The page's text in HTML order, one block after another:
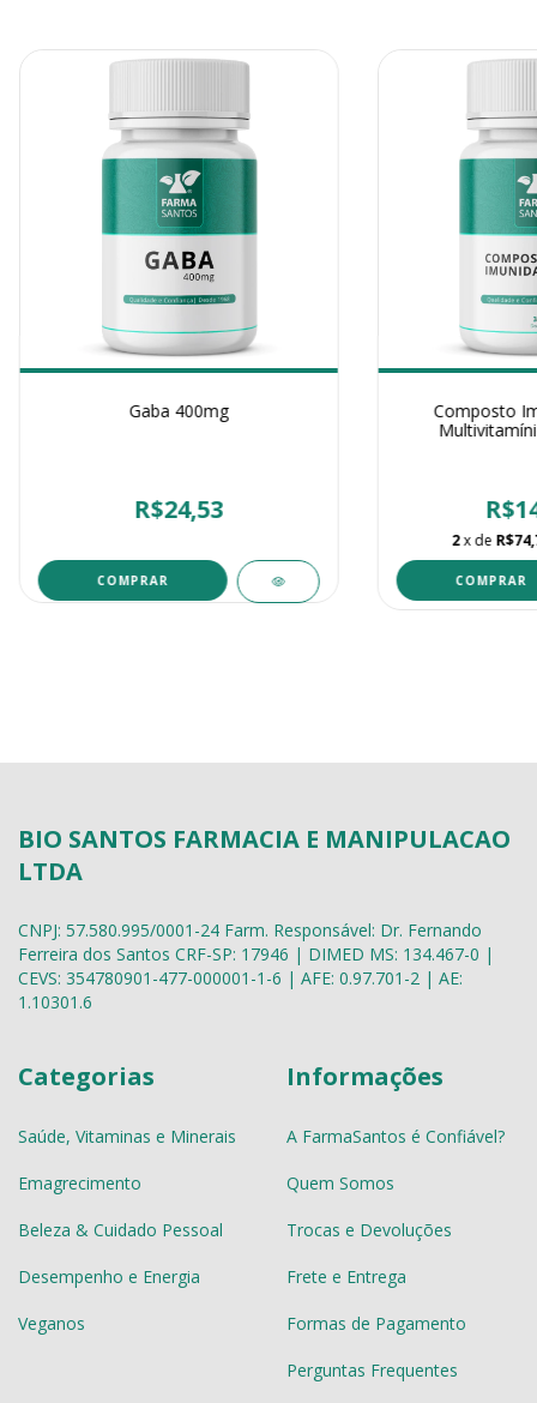
Gaba 400mg
R$24,53
COMPRAR
Composto
2x de
BIO SANTOS FARMACIA E MANIPULACAO
LTDA
CNPJ: 57.580.995/0001-24 Farm. Responsável: Dr. Fernando
Ferreira dos Santos CRF-SP: 17946 | DIMED MS: 134.467-0 |
CEVS: 354780901-477-000001-1-6 | AFE: 0.97.701-2 | AE:
1.10301.6
Categorias
Saúde, Vitaminas e Minerais
Emagrecimento
Beleza & Cuidado Pessoal
Desempenho e Energia
Veganos
Informações
A FarmaSantos é Confiável?
Quem Somos
Trocas e Devoluções
Frete e Entrega
Formas de Pagamento
Perguntas Frequentes